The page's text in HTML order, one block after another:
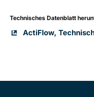
Technisches Datenblatt
ActiFlow,